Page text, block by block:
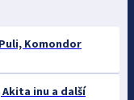
Komondor
Akita inu a další